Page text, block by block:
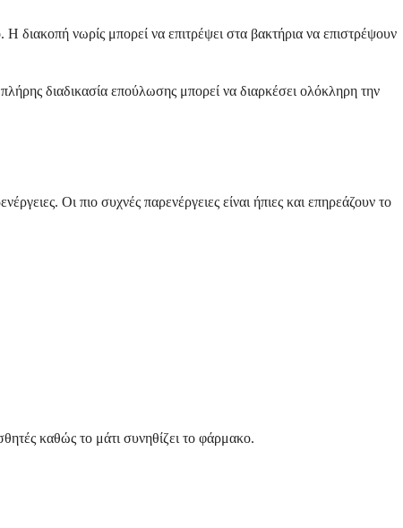
διακοπή νωρίς μπορεί να επιτρέψει στα βακτήρια να επιστρέψουν
διαδικασία επούλωσης μπορεί να διαρκέσει ολόκληρη την
Οι πιο συχνές παρενέργειες είναι ήπιες και επηρεάζουν το
καθώς το μάτι συνηθίζει το φάρμακο.